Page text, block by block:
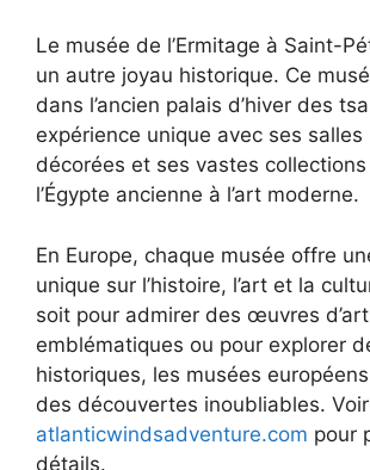
Le musée de l’Ermitage à Saint-
un autre joyau historique. Ce
dans l’ancien palais d’hiver des
expérience unique avec ses
décorées et ses vastes
l’Égypte ancienne à l’art moderne.
En Europe, chaque musée offre
unique sur l’histoire, l’art et la
soit pour admirer des œuvres d’art
emblématiques ou pour explorer
historiques, les musées
des découvertes inoubliables. Voir
atlanticwindsadventure.com pour
détails.